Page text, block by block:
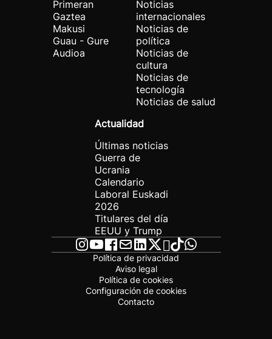
Primeran
Gaztea
Makusi
Guau - Gure
Audioa
Noticias
internacionales
Noticias de
política
Noticias de
cultura
Noticias de
tecnología
Noticias de salud
Actualidad
Últimas noticias
Guerra de
Ucrania
Calendario
Laboral Euskadi
2026
Titulares del día
EEUU y Trump
Política de privacidad
Aviso legal
Política de cookies
Configuración de cookies
Contacto